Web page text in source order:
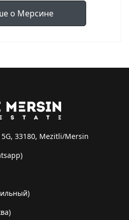
о Мерсине
33180, Mezitli/Mersin